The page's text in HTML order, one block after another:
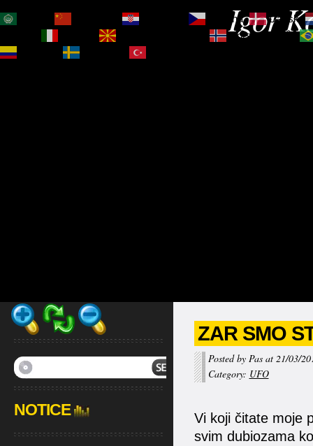
Igor
ZAR SMO
Posted by Pas at 21/03/
Category: UFO
Vi koji čitate moje
svim dubiozama
NOTICE
Čeština‎
Dansk
Norsk bokmål